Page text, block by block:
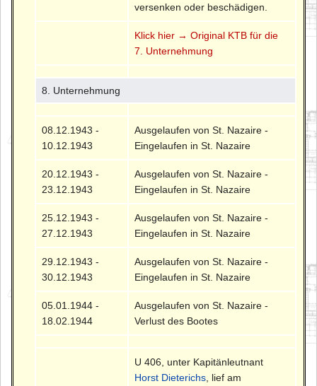
versenken oder beschädigen.
Klick hier → Original KTB für die
7. Unternehmung
8. Unternehmung
08.12.1943 -
10.12.1943
Ausgelaufen von St. Nazaire -
Eingelaufen in St. Nazaire
20.12.1943 -
23.12.1943
Ausgelaufen von St. Nazaire -
Eingelaufen in St. Nazaire
25.12.1943 -
27.12.1943
Ausgelaufen von St. Nazaire -
Eingelaufen in St. Nazaire
29.12.1943 -
30.12.1943
Ausgelaufen von St. Nazaire -
Eingelaufen in St. Nazaire
05.01.1944 -
18.02.1944
Ausgelaufen von St. Nazaire -
Verlust des Bootes
U 406, unter Kapitänleutnant
Horst Dieterichs , lief am